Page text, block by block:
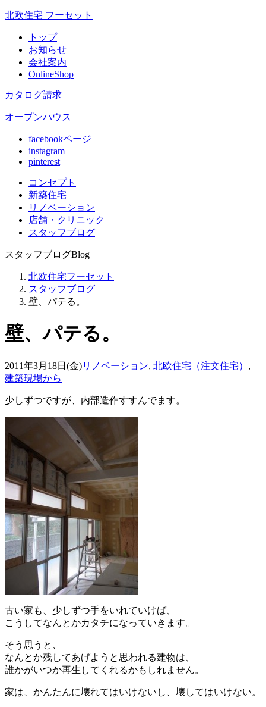
北欧住宅 フーセット
トップ
お知らせ
会社案内
OnlineShop
カタログ請求
オープンハウス
facebookページ
instagram
pinterest
コンセプト
新築住宅
リノベーション
店舗 ・クリニック
スタッフブログ
スタッフブログBlog
北欧住宅フーセット
スタッフブログ
壁、パテる。
壁、パテる。
2011年3月18日(金)リノベーション, 北欧住宅（注文住宅） ,
建築現場から
少しずつですが、内部造作すすんでます。
古い家も、少しずつ手をいれていけば、
こうしてなんとかカタチになっていきます。
そう思うと、
なんとか残してあげようと思われる建物は、
誰かがいつか再生してくれるかもしれません。
家は、かんたんに壊れてはいけないし、壊してはいけない。